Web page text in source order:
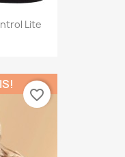
Lite
favorite_border